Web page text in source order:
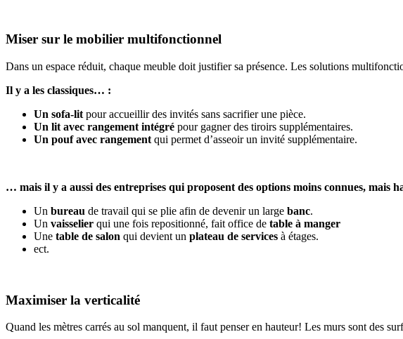
Miser sur le mobilier multifonctionnel
Dans un espace réduit, chaque meuble doit justifier sa présence. Les solutions
Il y a les classiques… :
Un sofa-lit pour accueillir des invités sans sacrifier une pièce.
Un lit avec rangement intégré pour gagner des tiroirs supplémentaires.
Un pouf avec rangement qui permet d’asseoir un invité supplémentaire.
… mais il y a aussi des entreprises qui proposent des options moins connues, mais
Un bureau de travail qui se plie afin de devenir un large banc.
Un vaisselier qui une fois repositionné, fait office de table à manger
Une table de salon qui devient un plateau de services à étages.
ect.
Maximiser la verticalité
Quand les mètres carrés au sol manquent, il faut penser en hauteur! Les murs sont des